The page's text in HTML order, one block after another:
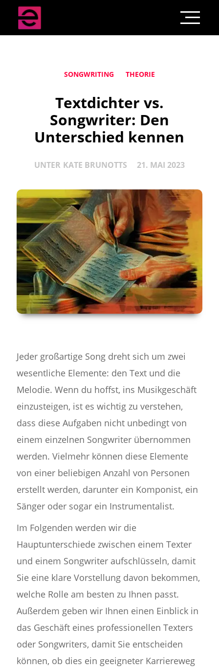
SONGWRITING THEORIE
Textdichter vs.
Songwriter: Den
Unterschied kennen
UNTER KATE BRUNOTTS 21. MAI 2023
Jeder großartige Song dreht sich um zwei
wesentliche Elemente: den Text und die
Melodie. Wenn du hoffst, ins Musikgeschäft
einzusteigen, ist es wichtig zu verstehen,
dass diese Aufgaben nicht unbedingt von
einem einzelnen Songwriter übernommen
werden. Vielmehr können diese Elemente
von einer beliebigen Anzahl von Personen
erstellt werden, darunter ein Komponist, ein
Sänger oder sogar ein Instrumentalist.
Im Folgenden werden wir die
Hauptunterschiede zwischen einem Texter
und einem Songwriter aufschlüsseln, damit
Sie eine klare Vorstellung davon bekommen,
welche Rolle am besten zu Ihnen passt.
Außerdem geben wir Ihnen einen Einblick in
das Geschäft eines professionellen Texters
oder Songwriters, damit Sie entscheiden
können, ob dies ein geeigneter Karriereweg